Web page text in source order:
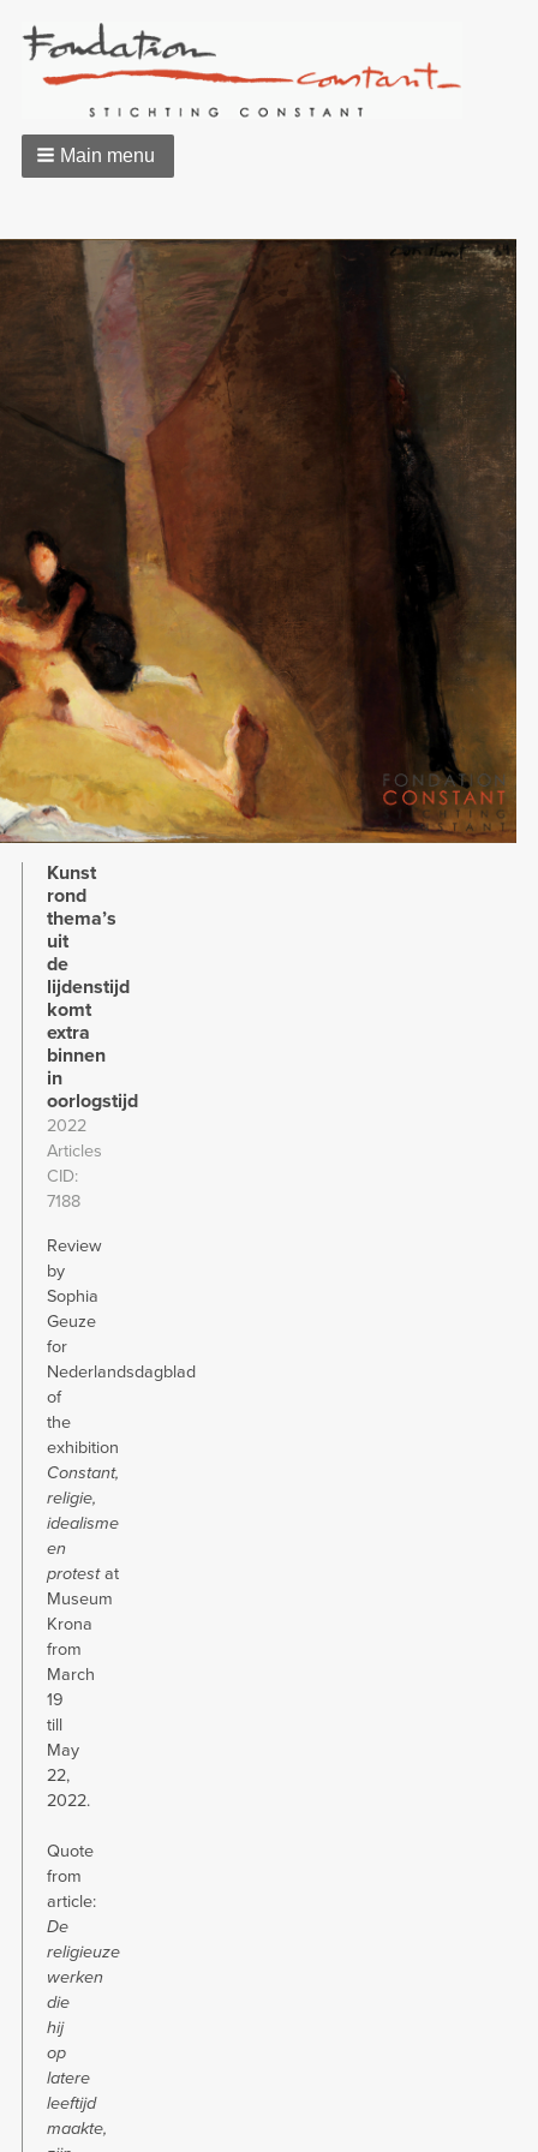
Main menu
Kunst
rond
thema’s
uit
de
lijdenstijd
komt
extra
binnen
in
oorlogstijd
2022
Articles
CID
7188
Review
by
Sophia
Geuze
for
Nederlandsdagblad
of
the
exhibition
Constant,
religie,
idealisme
en
protestat
Museum
Krona
from
March
19
till
May
22,
2022.
Quote
from
article:
De
religieuze
werken
die
hij
op
latere
leeftijd
maakte,